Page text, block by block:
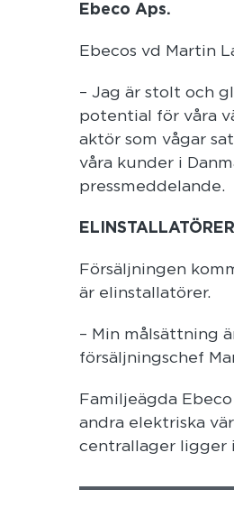
Ebeco Aps.
Ebecos vd Martin
– Jag är stolt och
potential för våra
aktör som vågar
våra kunder i
pressmeddelande.
Försäljningen
är elinstallatörer.
– Min målsättning
försäljningschef
Familjeägda
andra elektriska
centrallager ligger